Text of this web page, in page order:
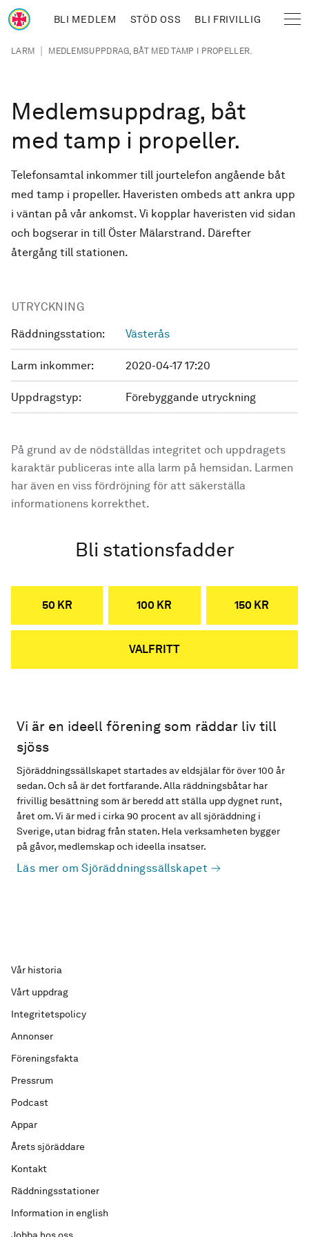
Hoppa till huvudinnehåll
BLI MEDLEM STÖD OSS BLI FRIVILLIG
Länkstig
LARM | MEDLEMSUPPDRAG, BÅT MED TAMP I PROPELLER.
Medlemsuppdrag, båt
med tamp i propeller.
Telefonsamtal inkommer till jourtelefon angående båt
med tamp i propeller. Haveristen ombeds att ankra upp
i väntan på vår ankomst. Vi kopplar haveristen vid sidan
och bogserar in till Öster Mälarstrand. Därefter
återgång till stationen.
UTRYCKNING
Räddningsstation: Västerås
Larm inkommer: 2020-04-17 17:20
Uppdragstyp: Förebyggande utryckning
På grund av de nödställdas integritet och uppdragets
karaktär publiceras inte alla larm på hemsidan. Larmen
har även en viss fördröjning för att säkerställa
informationens korrekthet.
Bli stationsfadder
50 KR 100 KR 150 KR
VALFRITT
Vi är en ideell förening som räddar liv till
sjöss
Sjöräddningssällskapet startades av eldsjälar för över 100 år
sedan. Och så är det fortfarande. Alla räddningsbåtar har
frivillig besättning som är beredd att ställa upp dygnet runt,
året om. Vi är med i cirka 90 procent av all sjöräddning i
Sverige, utan bidrag från staten. Hela verksamheten bygger
på gåvor, medlemskap och ideella insatser.
Läs mer om Sjöräddningssällskapet
Vår historia
Vårt uppdrag
Integritetspolicy
Annonser
Föreningsfakta
Pressrum
Podcast
Appar
Årets sjöräddare
Kontakt
Räddningsstationer
Information in english